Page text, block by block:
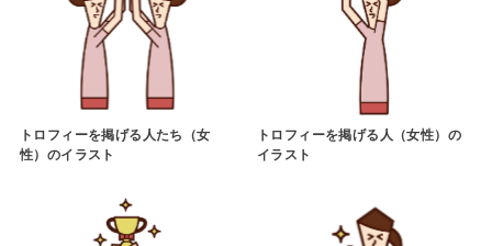
トロフィーを掲げる人たち（女
性）のイラスト
トロフィーを掲げる人（女性）の
イラスト